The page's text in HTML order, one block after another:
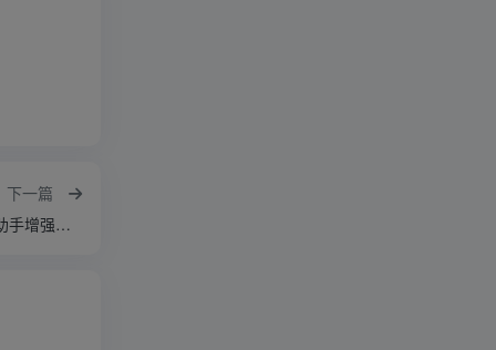
下一篇
【安卓软件】抖音APP(抖音最新版) v38.3.0 抖音助手增强版（4.1GB）